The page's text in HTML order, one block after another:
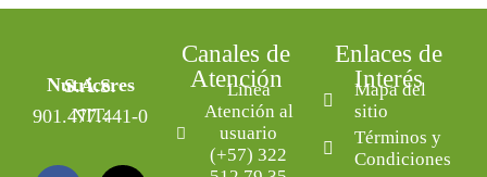
Nutriceres S.A.S.
NIT: 901.477.441-0
Canales de
Atención
Línea
Atención al
usuario
(+57) 322
Enlaces de
Interés
Mapa del
sitio
Términos y
Condiciones